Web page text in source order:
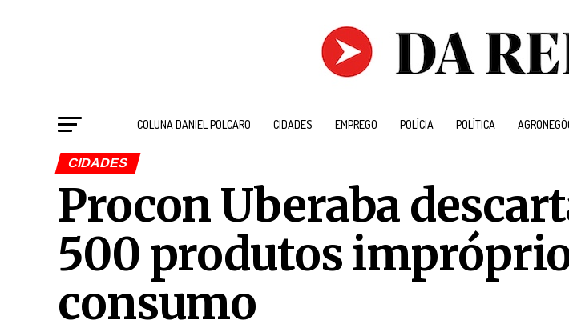
COLUNA DANIEL POLCARO CIDADES EMPREGO POLÍCIA POLÍTICA
CIDADES
Procon Uberaba
500 produtos
consumo